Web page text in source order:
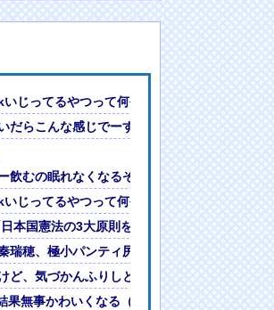
ることは報道機関として
されるよな・・・
ぽさが増した美ボディが炸裂！！！
外ファンが考える本命とは!?【海外の反応】
経質な値動きから急上昇
じってるやつって何やってんの？
だらこんな感じでーす♡」ｗｗｗ
飲むの眠れなくなるぞ」←これ・・・・
じってるやつって何やってんの？
本国憲法の3大原則を絶対に変えさせてはなら
瑞穂、極小パンティ尻がHすぎる
ど、気づかんふりしとこ」（動画あり）
果無事かわいくなる（※画像あり）